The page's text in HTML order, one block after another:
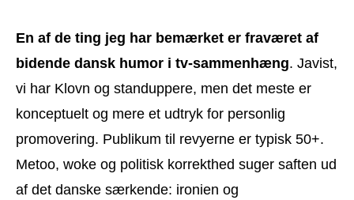
En af de ting jeg har bemærket er fraværet af
bidende dansk humor i tv-sammenhæng. Javist,
vi har Klovn og standuppere, men det meste er
konceptuelt og mere et udtryk for personlig
promovering. Publikum til revyerne er typisk 50+.
Metoo, woke og politisk korrekthed suger saften ud
af det danske særkende: ironien og